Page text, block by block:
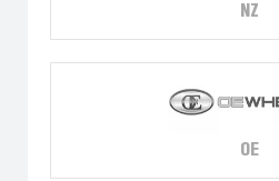
NZ
OE